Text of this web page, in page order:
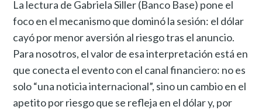
La lectura de Gabriela Siller (Banco Base) pone el
foco en el mecanismo que dominó la sesión: el dólar
cayó por menor aversión al riesgo tras el anuncio.
Para nosotros, el valor de esa interpretación está en
que conecta el evento con el canal financiero: no es
solo “una noticia internacional”, sino un cambio en el
apetito por riesgo que se refleja en el dólar y, por